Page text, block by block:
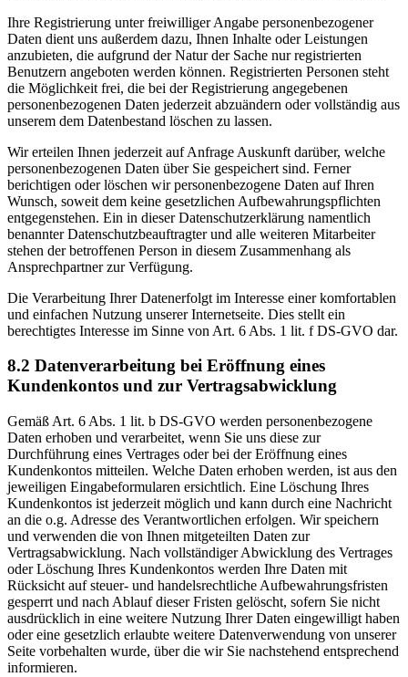
Ihre Registrierung unter freiwilliger Angabe personenbezogener
Daten dient uns außerdem dazu, Ihnen Inhalte oder Leistungen
anzubieten, die aufgrund der Natur der Sache nur registrierten
Benutzern angeboten werden können. Registrierten Personen steht
die Möglichkeit frei, die bei der Registrierung angegebenen
personenbezogenen Daten jederzeit abzuändern oder vollständig aus
unserem dem Datenbestand löschen zu lassen.
Wir erteilen Ihnen jederzeit auf Anfrage Auskunft darüber, welche
personenbezogenen Daten über Sie gespeichert sind. Ferner
berichtigen oder löschen wir personenbezogene Daten auf Ihren
Wunsch, soweit dem keine gesetzlichen Aufbewahrungspflichten
entgegenstehen. Ein in dieser Datenschutzerklärung namentlich
benannter Datenschutzbeauftragter und alle weiteren Mitarbeiter
stehen der betroffenen Person in diesem Zusammenhang als
Ansprechpartner zur Verfügung.
Die Verarbeitung Ihrer Datenerfolgt im Interesse einer komfortablen
und einfachen Nutzung unserer Internetseite. Dies stellt ein
berechtigtes Interesse im Sinne von Art. 6 Abs. 1 lit. f DS-GVO dar.
8.2 Datenverarbeitung bei Eröffnung eines
Kundenkontos und zur Vertragsabwicklung
Gemäß Art. 6 Abs. 1 lit. b DS-GVO werden personenbezogene
Daten erhoben und verarbeitet, wenn Sie uns diese zur
Durchführung eines Vertrages oder bei der Eröffnung eines
Kundenkontos mitteilen. Welche Daten erhoben werden, ist aus den
jeweiligen Eingabeformularen ersichtlich. Eine Löschung Ihres
Kundenkontos ist jederzeit möglich und kann durch eine Nachricht
an die o.g. Adresse des Verantwortlichen erfolgen. Wir speichern
und verwenden die von Ihnen mitgeteilten Daten zur
Vertragsabwicklung. Nach vollständiger Abwicklung des Vertrages
oder Löschung Ihres Kundenkontos werden Ihre Daten mit
Rücksicht auf steuer- und handelsrechtliche Aufbewahrungsfristen
gesperrt und nach Ablauf dieser Fristen gelöscht, sofern Sie nicht
ausdrücklich in eine weitere Nutzung Ihrer Daten eingewilligt haben
oder eine gesetzlich erlaubte weitere Datenverwendung von unserer
Seite vorbehalten wurde, über die wir Sie nachstehend entsprechend
informieren.